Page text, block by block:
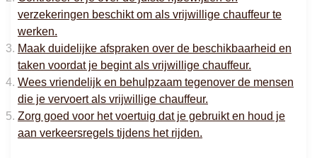
verzekeringen beschikt om als vrijwillige chauffeur te
werken.
Maak duidelijke afspraken over de beschikbaarheid en
taken voordat je begint als vrijwillige chauffeur.
Wees vriendelijk en behulpzaam tegenover de mensen
die je vervoert als vrijwillige chauffeur.
Zorg goed voor het voertuig dat je gebruikt en houd je
aan verkeersregels tijdens het rijden.